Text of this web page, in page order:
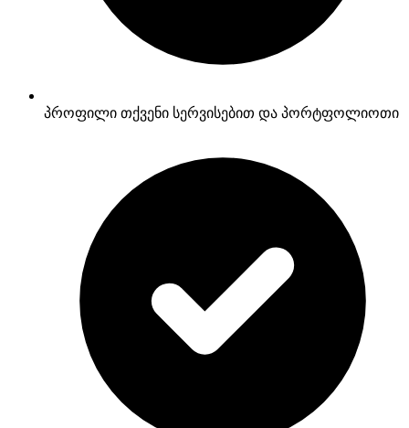
პროფილი თქვენი სერვისებით და პორტფოლიოთი